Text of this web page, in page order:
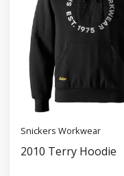
Snickers Workwear
2010 Terry Hoodie